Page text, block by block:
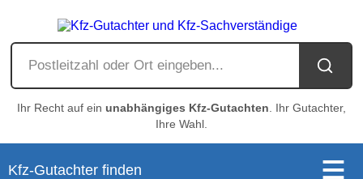
Ihr Recht auf ein unabhängiges Kfz-Gutachten . Ihr Gutachter,
Ihre Wahl.
Kfz-Gutachter finden